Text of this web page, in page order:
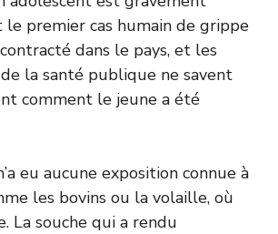
premier cas humain de grippe
dans le pays, et les
la santé publique ne savent
comment le jeune a été
eu aucune exposition connue à
les bovins ou la volaille, où
La souche qui a rendu